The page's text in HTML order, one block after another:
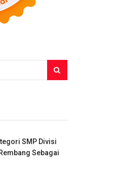
SMP Divisi
Sebagai